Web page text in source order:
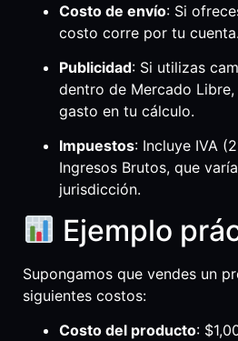
Costo de envío: Si
costo corre por tu cuenta.
Publicidad: Si utilizas
dentro de Mercado
gasto en tu cálculo.
Impuestos: Incluye IVA
Ingresos Brutos, que
jurisdicción.
Ejemplo
Supongamos que vendes un
siguientes costos:
Costo del producto: